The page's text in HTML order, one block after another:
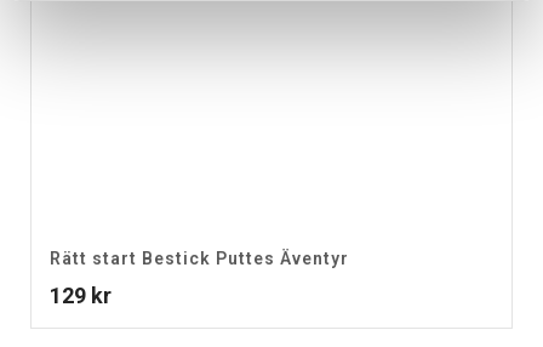
Rätt start Bestick Puttes Äventyr
129 kr